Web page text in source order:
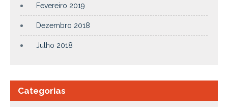
Fevereiro 2019
Dezembro 2018
Julho 2018
Categorias